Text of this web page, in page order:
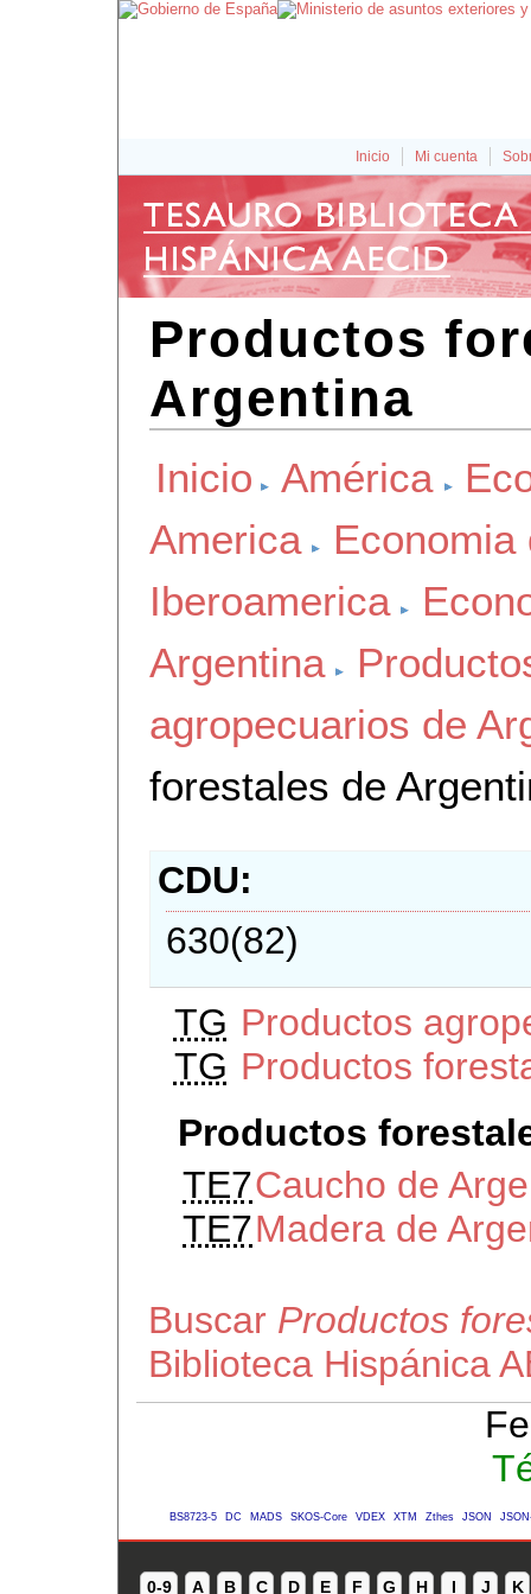
Inicio Mi cuenta
Productos
Argentina
Inicio América
America
Economia
Iberoamerica
Argentina
agropecuarios de
forestales de
CDU
630(82)
TG Productos
TG Productos
Productos
TE7Caucho de
TE7Madera de
Buscar Productos
Biblioteca Hispánica
BS8723-5 DC MADS SKOS-Core VDEX XTM Zthes JSON
0-9 A B C D E F G H I J K